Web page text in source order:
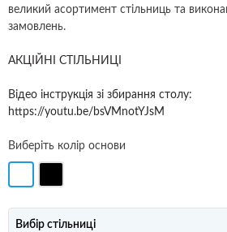
великий асортимент стільниць та
замовлень.
АКЦІЙНІ СТІЛЬНИЦІ
Відео інструкція зі збирання столу:
https://youtu.be/bsVMnotYJsM
Виберіть колір основи
Вибір стільниці